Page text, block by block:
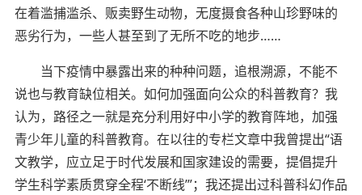
在着滥捕滥杀、贩卖野生动物，无度摄食各种山珍野味的
恶劣行为，一些人甚至到了无所不吃的地步……
当下疫情中暴露出来的种种问题，追根溯源，不能不
说也与教育缺位相关。如何加强面向公众的科普教育？我
认为，路径之一就是充分利用好中小学的教育阵地，加强
青少年儿童的科普教育。在以往的专栏文章中我曾提出“语
文教学，应立足于时代发展和国家建设的需要，提倡提升
学生科学素质贯穿全程‘不断线’”；我还提出过科普科幻作品